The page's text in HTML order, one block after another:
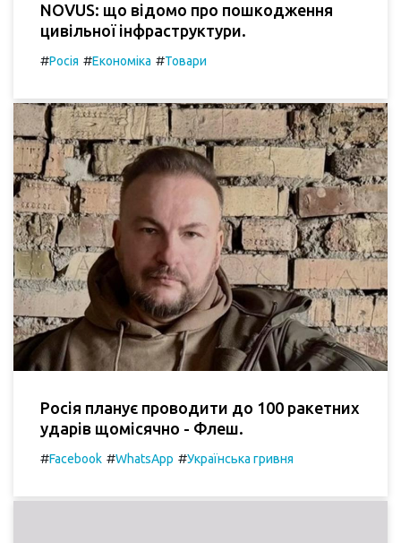
NOVUS: що відомо про пошкодження
цивільної інфраструктури.
#Росія #Економіка #Товари
Росія планує проводити до 100 ракетних
ударів щомісячно - Флеш.
#Facebook #WhatsApp #Українська гривня